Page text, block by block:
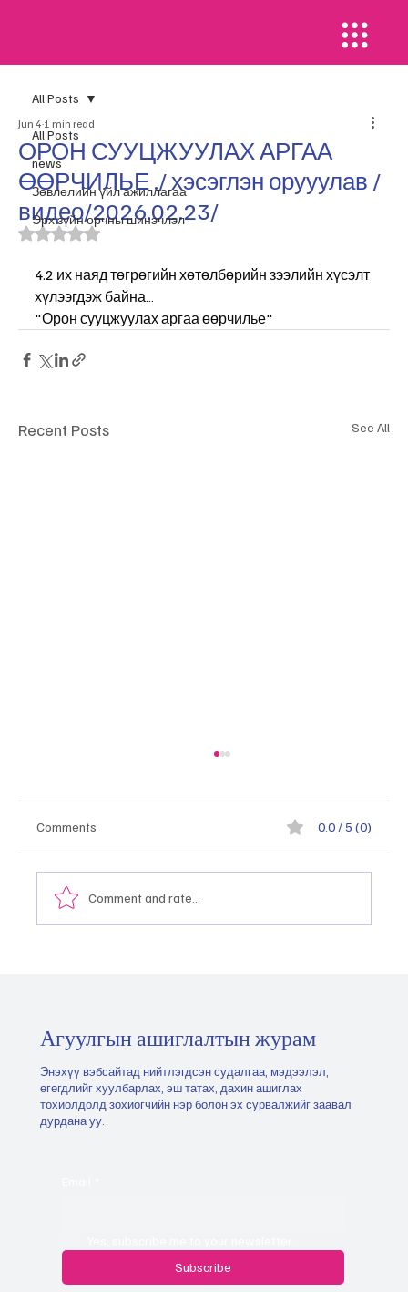
All Posts
news
​Зөвлөлийн үйл ажиллагаа
Эрх зүйн орчны шинэчлэл
All Posts
ОРОН СУУЦЖУУЛАХ АРГАА
ӨӨРЧИЛЬЕ ./ хэсэглэн орууулав /
видео/2026.02.23/
Jun 4 1 min read
Rated NaN out of 5 stars.
4.2 их наяд төгрөгийн хөтөлбөрийн зээлийн хүсэлт
хүлээгдэж байна…
"Орон сууцжуулах аргаа өөрчилье"
Recent Posts See All
Comments 0.0 / 5 (0)
Comment and rate...
Агуулгын ашиглалтын журам
Subscribe
Энэхүү вэбсайтад нийтлэгдсэн судалгаа, мэдээлэл,
өгөгдлийг хуулбарлах, эш татах, дахин ашиглах
тохиолдолд зохиогчийн нэр болон эх сурвалжийг заавал
дурдана уу.